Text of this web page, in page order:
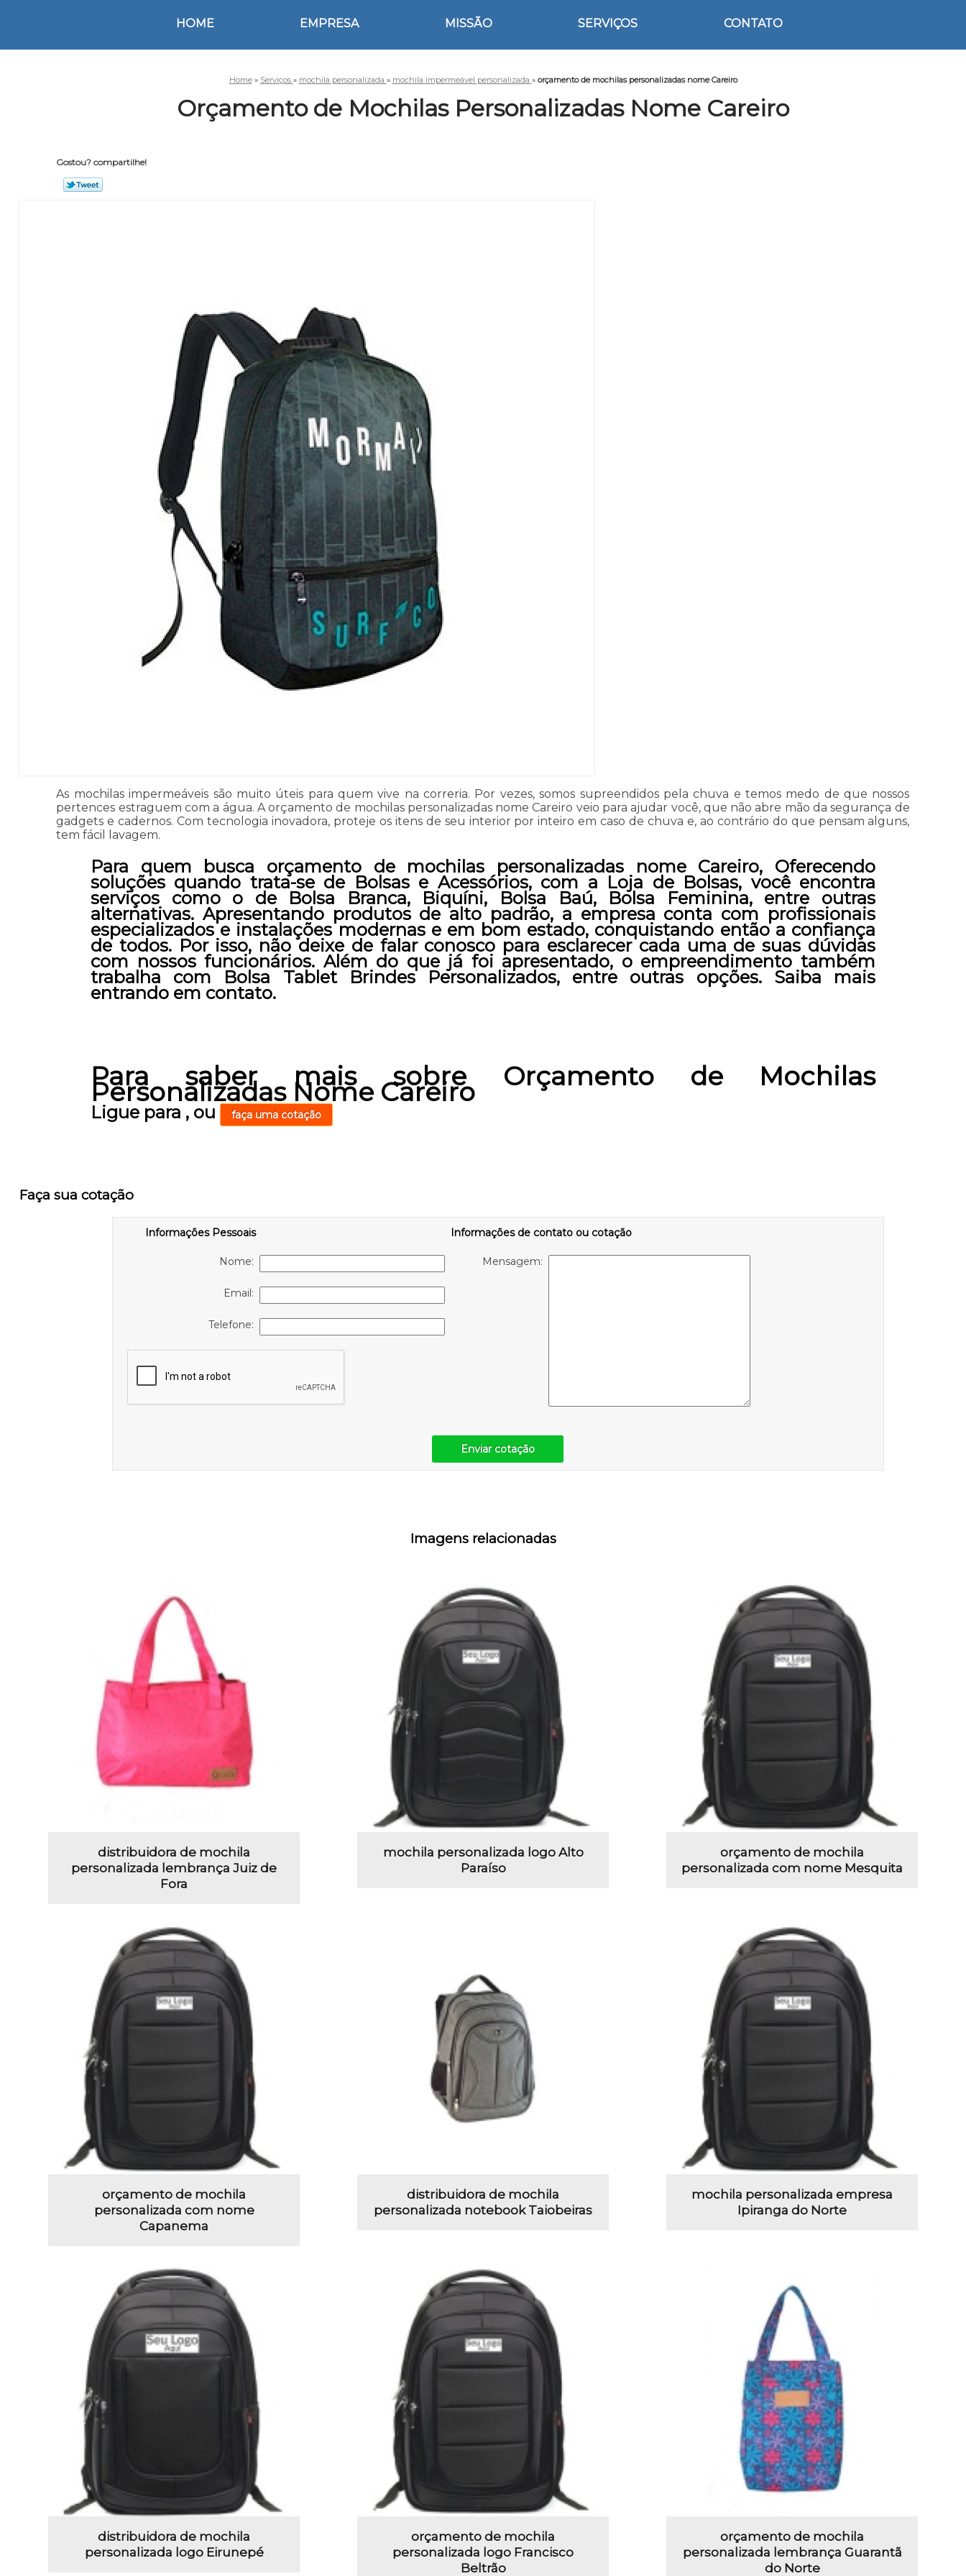
HOME EMPRESA MISSÃO SERVIÇOS CONTATO
Home » Serviços » mochila personalizada » mochila impermeável personalizada » orçamento de mochilas personalizadas nome Careiro
Orçamento de Mochilas Personalizadas Nome Careiro
Gostou? compartilhe!
As mochilas impermeáveis são muito úteis para quem vive na correria. Por vezes, somos supreendidos pela chuva e temos medo de que nossos
pertences estraguem com a água. A orçamento de mochilas personalizadas nome Careiro veio para ajudar você, que não abre mão da segurança de
gadgets e cadernos. Com tecnologia inovadora, proteje os itens de seu interior por inteiro em caso de chuva e, ao contrário do que pensam alguns,
tem fácil lavagem.
Para quem busca orçamento de mochilas personalizadas nome Careiro, Oferecendo
soluções quando trata-se de Bolsas e Acessórios, com a Loja de Bolsas, você encontra
serviços como o de Bolsa Branca, Biquíni, Bolsa Baú, Bolsa Feminina, entre outras
alternativas. Apresentando produtos de alto padrão, a empresa conta com profissionais
especializados e instalações modernas e em bom estado, conquistando então a confiança
de todos. Por isso, não deixe de falar conosco para esclarecer cada uma de suas dúvidas
com nossos funcionários. Além do que já foi apresentado, o empreendimento também
trabalha com Bolsa Tablet Brindes Personalizados, entre outras opções. Saiba mais
entrando em contato.
Para saber mais sobre Orçamento de Mochilas
Personalizadas Nome Careiro
Ligue para , ou faça uma cotação
Faça sua cotação
Informações Pessoais
Nome:
Email:
Telefone:
Informações de contato ou cotação
Mensagem:
Enviar cotação
Imagens relacionadas
distribuidora de mochila
personalizada lembrança Juiz de
Fora
mochila personalizada logo Alto
Paraíso
orçamento de mochila
personalizada com nome Mesquita
orçamento de mochila
personalizada com nome
Capanema
distribuidora de mochila
personalizada notebook Taiobeiras
mochila personalizada empresa
Ipiranga do Norte
distribuidora de mochila
personalizada logo Eirunepé
orçamento de mochila
personalizada logo Francisco
Beltrão
orçamento de mochila
personalizada lembrança Guarantã
do Norte